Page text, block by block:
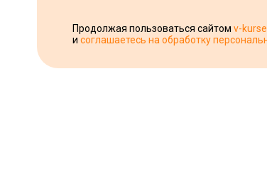
Продолжая пользоваться сайтом v-
и соглашаетесь на обработку